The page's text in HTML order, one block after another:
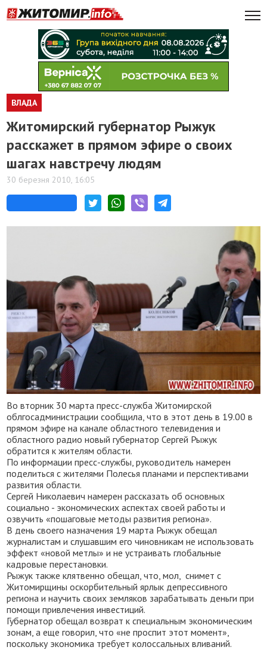
ВЛАДА
Житомирский губернатор Рыжук
расскажет в прямом эфире о своих
шагах навстречу людям
30 березня 2010, 16:05
Во вторник 30 марта пресс-служба Житомирской
облгосадминистрации сообщила, что в этот день в 19.00 в
прямом эфире на канале областного телевидения и
областного радио новый губернатор Сергей Рыжук
обратится к жителям области.
По информации пресс-службы, руководитель намерен
поделиться с жителями Полесья планами и перспективами
развития области.
Сергей Николаевич намерен рассказать об основных
социально - экономических аспектах своей работы и
озвучить «пошаговые методы развития региона».
В день своего назначения 19 марта Рыжук обещал
журналистам и слушавшим его чиновникам не использовать
эффект «новой метлы» и не устраивать глобальные
кадровые перестановки.
Рыжук также клятвенно обещал, что, мол, снимет с
Житомирщины оскорбительный ярлык депрессивного
региона и научить своих земляков зарабатывать деньги при
помощи привлечения инвестиций.
Губернатор обещал возврат к специальным экономическим
зонам, а еще говорил, что «не проспит этот момент»,
поскольку экономика требует колоссальных вливаний.